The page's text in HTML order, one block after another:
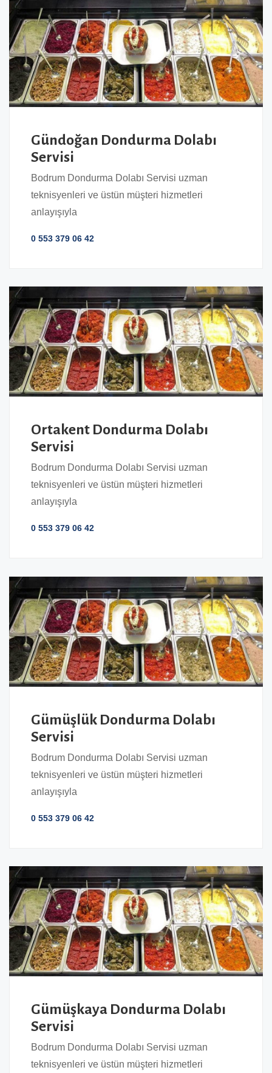
Gündoğan Dondurma Dolabı
Servisi
Bodrum Dondurma Dolabı Servisi uzman
teknisyenleri ve üstün müşteri hizmetleri
anlayışıyla
0 553 379 06 42
Ortakent Dondurma Dolabı
Servisi
Bodrum Dondurma Dolabı Servisi uzman
teknisyenleri ve üstün müşteri hizmetleri
anlayışıyla
0 553 379 06 42
Gümüşlük Dondurma Dolabı
Servisi
Bodrum Dondurma Dolabı Servisi uzman
teknisyenleri ve üstün müşteri hizmetleri
anlayışıyla
0 553 379 06 42
Gümüşkaya Dondurma Dolabı
Servisi
Bodrum Dondurma Dolabı Servisi uzman
teknisyenleri ve üstün müşteri hizmetleri